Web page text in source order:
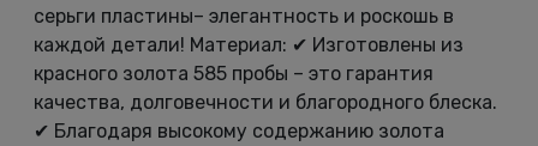
серьги пластины– элегантность и роскошь в
каждой детали! Материал: ✔ Изготовлены из
красного золота 585 пробы – это гарантия
качества, долговечности и благородного блеска.
✔ Благодаря высокому содержанию золота